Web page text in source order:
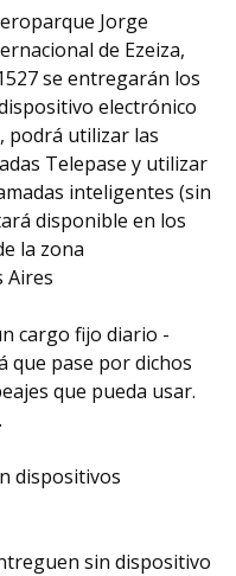
Jorge
de Ezeiza,
se entregarán los
electrónico
podrá utilizar las
Telepase y utilizar
inteligentes (sin
disponible en los
la zona
Aires
cargo fijo diario -
pase por dichos
que pueda usar.
dispositivos
sin dispositivo